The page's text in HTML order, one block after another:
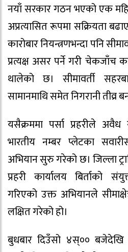
नयाँ सरकार गठन भएको एक
अप्रत्यासित रूपमा सक्रियता
कारोबार नियन्त्रणभन्दा पनि
प्रत्यक्ष असर पर्ने गरी चेकजाँच
थालेको छ। सीमावर्ती
सामानमाथि समेत निगरानी तीव्र
यसैक्रममा पर्सा प्रहरीले
भारतीय नम्बर प्लेटका
अभियान सुरु गरेको छ। जिल्ला
प्रहरी कार्यालय बिर्ताको
गरिएको उक्त अभियानले
लक्षित गरेको हो।
बुधबार दिउँसो ४स्००